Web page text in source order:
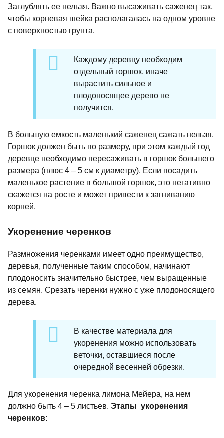
Заглублять ее нельзя. Важно высаживать саженец так,
чтобы корневая шейка располагалась на одном уровне
с поверхностью грунта.
Каждому деревцу необходим
отдельный горшок, иначе
вырастить сильное и
плодоносящее дерево не
получится.
В большую емкость маленький саженец сажать нельзя.
Горшок должен быть по размеру, при этом каждый год
деревце необходимо пересаживать в горшок большего
размера (плюс 4 – 5 см к диаметру). Если посадить
маленькое растение в большой горшок, это негативно
скажется на росте и может привести к загниванию
корней.
Укоренение черенков
Размножения черенками имеет одно преимущество,
деревья, полученные таким способом, начинают
плодоносить значительно быстрее, чем выращенные
из семян. Срезать черенки нужно с уже плодоносящего
дерева.
В качестве материала для
укоренения можно использовать
веточки, оставшиеся после
очередной весенней обрезки.
Для укоренения черенка лимона Мейера, на нем
должно быть 4 – 5 листьев. Этапы укоренения
черенков: